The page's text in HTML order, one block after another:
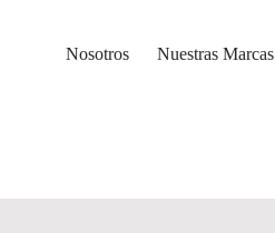
Nosotros Nuestras Marcas